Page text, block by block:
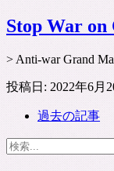
Stop War
> Anti-war Grand
投稿日: 2022年6月
過去の記事